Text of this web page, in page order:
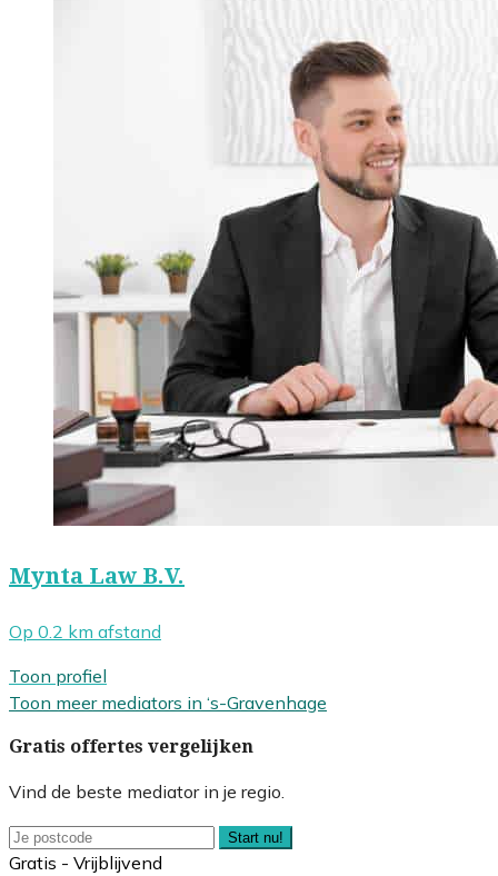
Mynta Law B.V.
Op 0.2 km afstand
Toon profiel
Toon meer mediators in ‘s-Gravenhage
Gratis offertes vergelijken
Vind de beste mediator in je regio.
Start nu!
Gratis - Vrijblijvend